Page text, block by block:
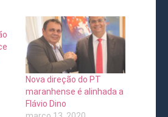
Nova direção do PT
maranhense é alinhada a
Flávio Dino